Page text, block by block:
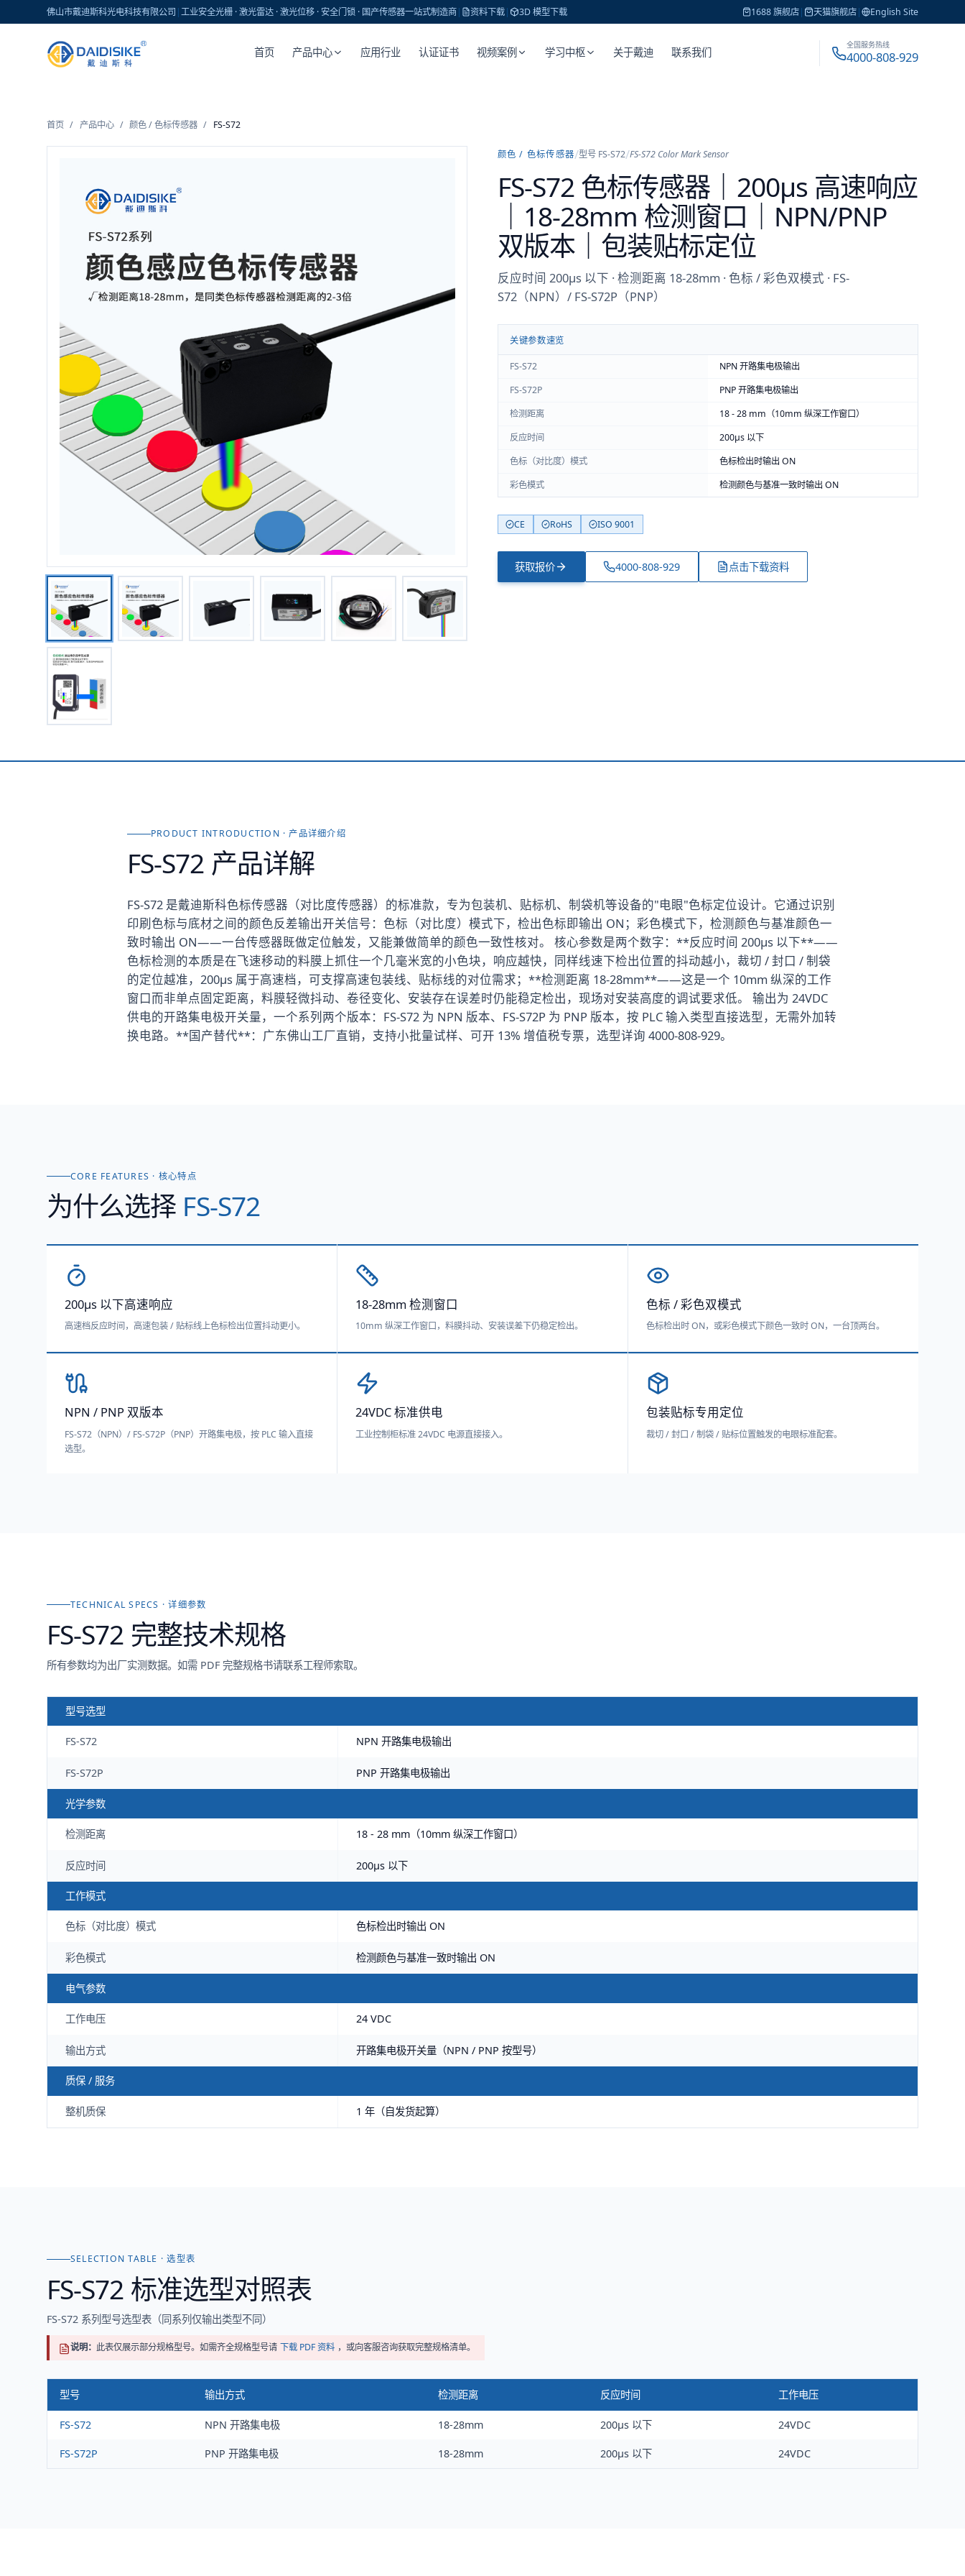
佛山市戴迪斯科光电科技有限公司 |工业安全光栅 · 激光雷达 · 激光位移 · 安全门锁 · 国产传感器一站式制造商| 资料下载| 3D 模型下载 1688 旗舰店| 天猫旗舰店| English Site
首页 产品中心 应用行业 认证证书 视频案例 学习中枢 关于戴迪 联系我们
全国服务热线
4000-808-929
首页 / 产品中心 / 颜色 / 色标传感器 / FS-S72
颜色 / 色标传感器/型号 FS-S72/FS-S72 Color Mark Sensor
FS-S72 色标传感器｜200μs 高速响应
｜18-28mm 检测窗口｜NPN/PNP
双版本｜包装贴标定位
反应时间 200μs 以下 · 检测距离 18-28mm · 色标 / 彩色双模式 · FS-
S72（NPN）/ FS-S72P（PNP）
关键参数速览
FS-S72
NPN 开路集电极输出
FS-S72P
PNP 开路集电极输出
检测距离
18 - 28 mm（10mm 纵深工作窗口）
反应时间
200μs 以下
色标（对比度）模式
色标检出时输出 ON
彩色模式
检测颜色与基准一致时输出 ON
CE RoHS ISO 9001
获取报价 4000-808-929 点击下载资料
PRODUCT INTRODUCTION · 产品详细介绍
FS-S72 产品详解
FS-S72 是戴迪斯科色标传感器（对比度传感器）的标准款，专为包装机、贴标机、制袋机等设备的"电眼"色标定位设计。它通过识别
印刷色标与底材之间的颜色反差输出开关信号：色标（对比度）模式下，检出色标即输出 ON；彩色模式下，检测颜色与基准颜色一
致时输出 ON——一台传感器既做定位触发，又能兼做简单的颜色一致性核对。 核心参数是两个数字：**反应时间 200μs 以下**——
色标检测的本质是在飞速移动的料膜上抓住一个几毫米宽的小色块，响应越快，同样线速下检出位置的抖动越小，裁切 / 封口 / 制袋
的定位越准，200μs 属于高速档，可支撑高速包装线、贴标线的对位需求；**检测距离 18-28mm**——这是一个 10mm 纵深的工作
窗口而非单点固定距离，料膜轻微抖动、卷径变化、安装存在误差时仍能稳定检出，现场对安装高度的调试要求低。 输出为 24VDC
供电的开路集电极开关量，一个系列两个版本：FS-S72 为 NPN 版本、FS-S72P 为 PNP 版本，按 PLC 输入类型直接选型，无需外加转
换电路。**国产替代**：广东佛山工厂直销，支持小批量试样、可开 13% 增值税专票，选型详询 4000-808-929。
CORE FEATURES · 核心特点
为什么选择 FS-S72
200μs 以下高速响应
高速档反应时间，高速包装 / 贴标线上色标检出位置抖动更小。
18-28mm 检测窗口
10mm 纵深工作窗口，料膜抖动、安装误差下仍稳定检出。
色标 / 彩色双模式
色标检出时 ON，或彩色模式下颜色一致时 ON，一台顶两台。
NPN / PNP 双版本
FS-S72（NPN）/ FS-S72P（PNP）开路集电极，按 PLC 输入直接
选型。
24VDC 标准供电
工业控制柜标准 24VDC 电源直接接入。
包装贴标专用定位
裁切 / 封口 / 制袋 / 贴标位置触发的电眼标准配套。
TECHNICAL SPECS · 详细参数
FS-S72 完整技术规格
所有参数均为出厂实测数据。如需 PDF 完整规格书请联系工程师索取。
型号选型
FS-S72 NPN 开路集电极输出
FS-S72P PNP 开路集电极输出
光学参数
检测距离 18 - 28 mm（10mm 纵深工作窗口）
反应时间 200μs 以下
工作模式
色标（对比度）模式 色标检出时输出 ON
彩色模式 检测颜色与基准一致时输出 ON
电气参数
工作电压 24 VDC
输出方式 开路集电极开关量（NPN / PNP 按型号）
质保 / 服务
整机质保 1 年（自发货起算）
SELECTION TABLE · 选型表
FS-S72 标准选型对照表
FS-S72 系列型号选型表（同系列仅输出类型不同）
说明： 此表仅展示部分规格型号。如需齐全规格型号请 下载 PDF 资料 ，或向客服咨询获取完整规格清单。
型号 输出方式 检测距离 反应时间 工作电压
FS-S72 NPN 开路集电极 18-28mm 200μs 以下 24VDC
FS-S72P PNP 开路集电极 18-28mm 200μs 以下 24VDC